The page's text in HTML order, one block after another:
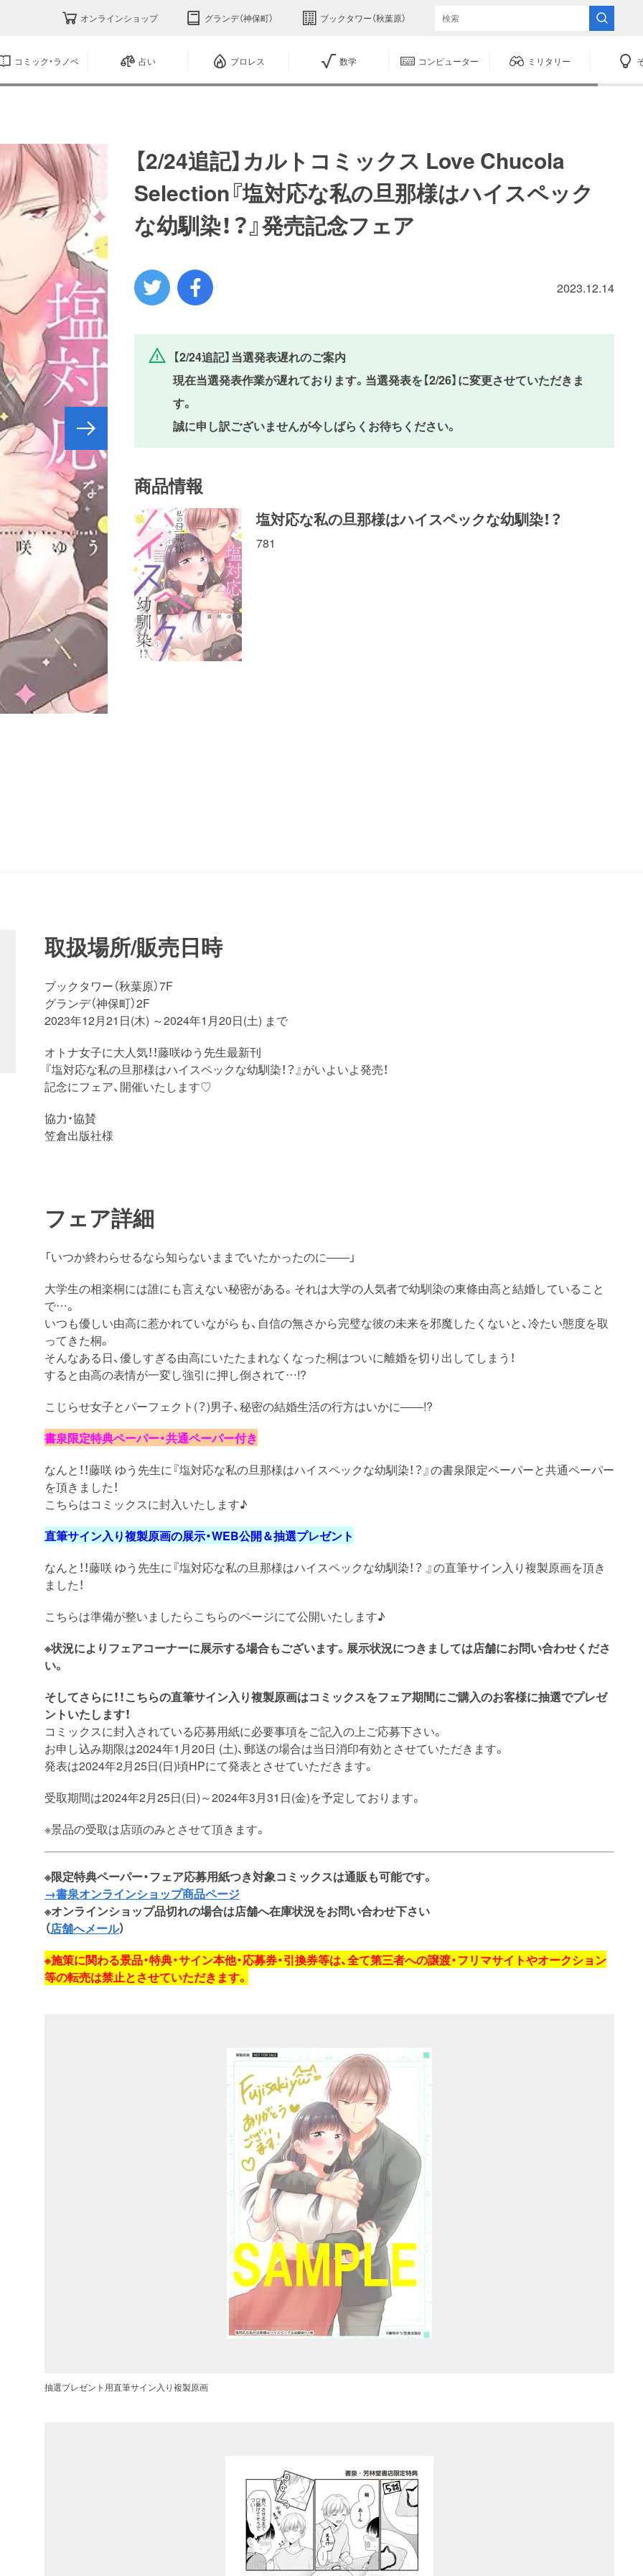
オンラインショップ グランデ（神保町） ブックタワー（秋葉原）
コミック・ラノベ 占い プロレス 数学 コンピューター ミリタリー
【2/24追記】カルトコミックス Love Chucola
Selection『塩対応な私の旦那様はハイスペック
な幼馴染！？』発売記念フェア
2023.12.14
【2/24追記】当選発表遅れのご案内
現在当選発表作業が遅れております。当選発表を【2/26】に変更させていただきま
す。
誠に申し訳ございませんが今しばらくお待ちください。
商品情報
塩対応な私の旦那様はハイスペックな幼馴染！？
781
取扱場所/販売日時
ブックタワー（秋葉原）7F
グランデ（神保町）2F
2023年12月21日(木) ～2024年1月20日(土) まで
オトナ女子に大人気！！藤咲ゆう先生最新刊
『塩対応な私の旦那様はハイスペックな幼馴染！？』がいよいよ発売！
記念にフェア、開催いたします♡
協力・協賛
笠倉出版社様
フェア詳細
「いつか終わらせるなら知らないままでいたかったのに――」
大学生の相楽桐には誰にも言えない秘密がある。それは大学の人気者で幼馴染の東條由高と結婚していること
で…。
いつも優しい由高に惹かれていながらも、自信の無さから完璧な彼の未来を邪魔したくないと、冷たい態度を取
ってきた桐。
そんなある日、優しすぎる由高にいたたまれなくなった桐はついに離婚を切り出してしまう！
すると由高の表情が一変し強引に押し倒されて…!?
こじらせ女子とパーフェクト(？)男子、秘密の結婚生活の行方はいかに――!?
書泉限定特典ペーパー・共通ペーパー付き
なんと！！藤咲 ゆう先生に『塩対応な私の旦那様はハイスペックな幼馴染！？』の書泉限定ペーパーと共通ペーパー
を頂きました！
こちらはコミックスに封入いたします♪
直筆サイン入り複製原画の展示・WEB公開＆抽選プレゼント
なんと！！藤咲 ゆう先生に『塩対応な私の旦那様はハイスペックな幼馴染！？ 』の直筆サイン入り複製原画を頂き
ました！
こちらは準備が整いましたらこちらのページにて公開いたします♪
※状況によりフェアコーナーに展示する場合もございます。展示状況につきましては店舗にお問い合わせくださ
い。
そしてさらに！！こちらの直筆サイン入り複製原画はコミックスをフェア期間にご購入のお客様に抽選でプレゼ
ントいたします！
コミックスに封入されている応募用紙に必要事項をご記入の上ご応募下さい。
お申し込み期限は2024年1月20日 (土)、郵送の場合は当日消印有効とさせていただきます。
発表は2024年2月25日(日)頃HPにて発表とさせていただきます。
受取期間は2024年2月25日(日)～2024年3月31日(金)を予定しております。
※景品の受取は店頭のみとさせて頂きます。
※限定特典ペーパー・フェア応募用紙つき対象コミックスは通販も可能です。
→書泉オンラインショップ商品ページ
※オンラインショップ品切れの場合は店舗へ在庫状況をお問い合わせ下さい
（店舗へメール）
※施策に関わる景品・特典・サイン本他・応募券・引換券等は、全て第三者への譲渡・フリマサイトやオークション
等の転売は禁止とさせていただきます。
抽選プレゼント用直筆サイン入り複製原画